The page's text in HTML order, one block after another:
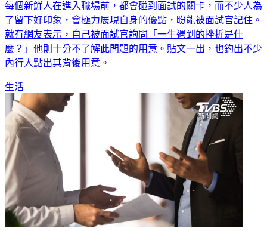
每個新鮮人在進入職場前，都會碰到面試的關卡，而不少人為
了留下好印象，會極力展現自身的優點，盼能被面試官記住。
就有網友表示，自己被面試官詢問「一生遇到的挫折是什
麼？」他則十分不了解此問題的用意。貼文一出，也釣出不少
內行人點出其背後用意。
生活